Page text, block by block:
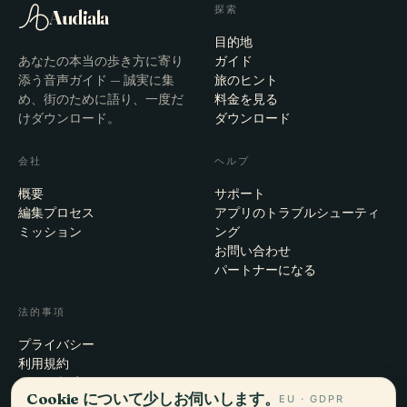
Audiala
あなたの本当の歩き方に寄り
添う音声ガイド — 誠実に集
め、街のために語り、一度だ
けダウンロード。
探索
目的地
ガイド
旅のヒント
料金を見る
ダウンロード
会社
概要
編集プロセス
ミッション
ヘルプ
サポート
アプリのトラブルシューティ
ング
お問い合わせ
パートナーになる
法的事項
プライバシー
利用規約
Cookie設定
アカウント削除
Cookie について少しお伺いします。 EU · GDPR